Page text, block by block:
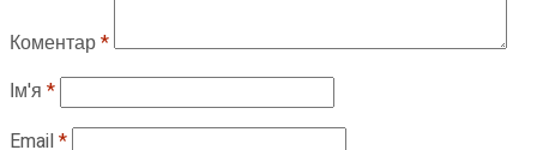
Коментар*
Ім'я *
Email*